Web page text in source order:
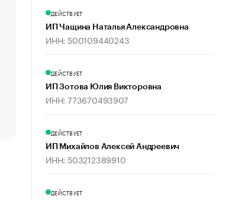
Функции менеджмента: пять ключевых основ
управления
ЕС разрешил конфискацию российской нефти —
Стресс обеспеченных людей: почему рост доходов
Что обвинения против Павла Дурова значат для
ДЕЙСТВУЕТ
ИП Чащина Наталья Александровна
ИНН: 500109440243
ДЕЙСТВУЕТ
ИП Зотова Юлия Викторовна
ИНН: 773670493907
ДЕЙСТВУЕТ
ИП Михайлов Алексей Андреевич
ИНН: 503212389910
ДЕЙСТВУЕТ